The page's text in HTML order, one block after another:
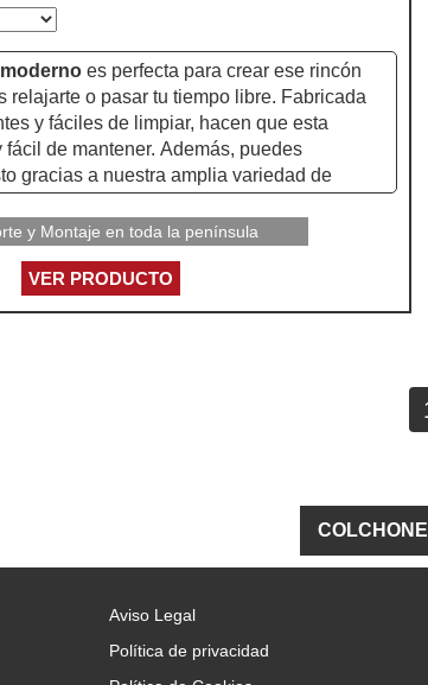
es perfecta para crear ese rincón
relajarte o pasar tu tiempo libre. Fabricada
y fáciles de limpiar, hacen que esta
fácil de mantener. Además, puedes
gracias a nuestra amplia variedad de
hogar. Disfruta de la comodidad y el estilo
moderna.
y Montaje en toda la península
VER PRODUCTO
Aviso Legal
Política de privacidad